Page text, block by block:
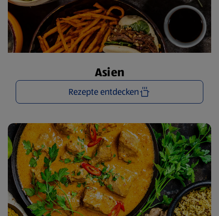
Asien
Rezepte entdecken